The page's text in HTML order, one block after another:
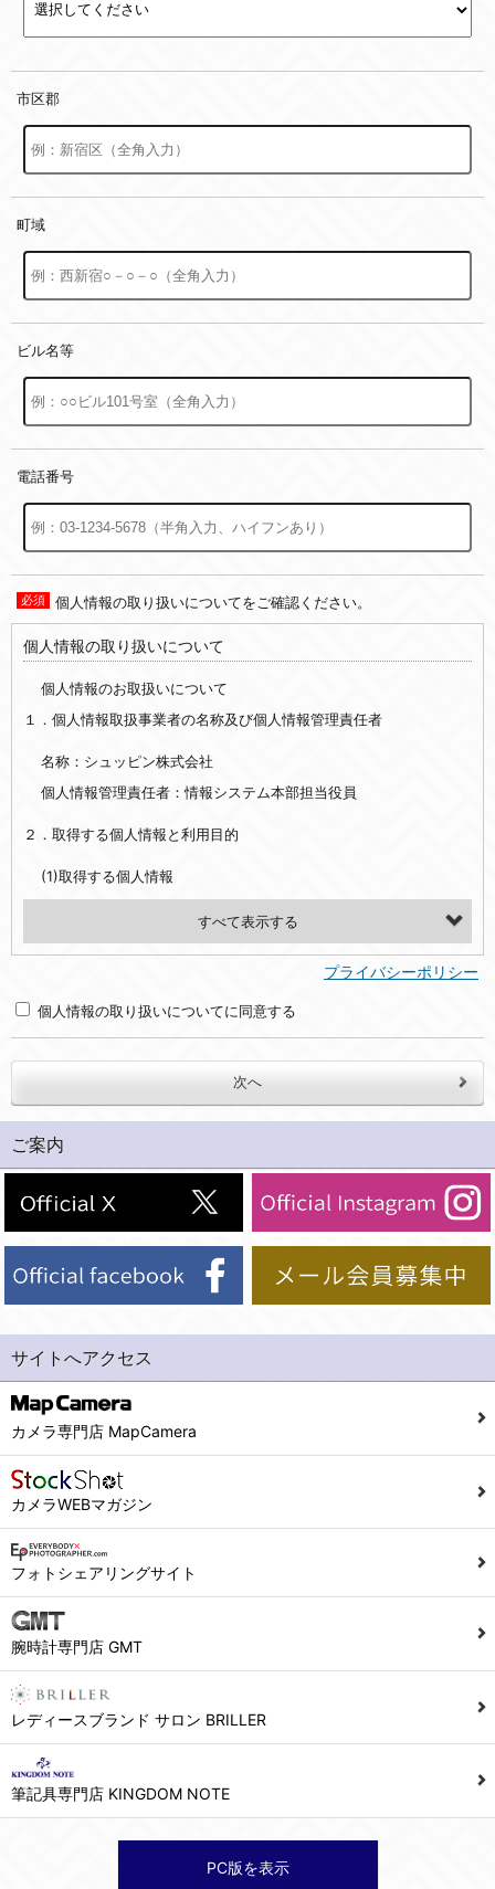
市区郡
町域
ビル名等
電話番号
個人情報の取り扱いについてをご確認ください。
個人情報の取り扱いについて
個人情報のお取扱いについて
１．個人情報取扱事業者の名称及び個人情報管理責任者
名称：シュッピン株式会社
個人情報管理責任者：情報システム本部担当役員
２．取得する個人情報と利用目的
(1)取得する個人情報
(2)利用目的
・お問合せへの対応のため
(2)法令等により開示を求められた場合。
(5)業務を円滑に進めるために、外部業者に個人データの一部又は全部の処理を委託する場合（ただし、委託する場合は委託した個人データの安全管理が図られるように、委託先に対する必要かつ適切な監督を行ないます）。
当社への個人情報の提供はお客様の任意ですが、必要な個人情報をご提供いただけない場合、当社のサービス等が利用できない場合がありますのでご了承下さい。
５．ご本人が容易に知覚できない方法による個人情報の取得
６．個人情報に関するお問合せ対応
(1)当社は、当社の保有する個人データに関し、ご本人から利用目的の通知，開示，内容の訂正，追加又は削除，利用の停止，消去及び第三者への提供の停止の請求などがあれば、ご本人の確認をさせていただいた上で、速やかに対応します。また当社の個人情報の取り扱いに関するご質問、ご相談にも対応いたします。尚、シュッピン会員のお客様は、当社が保有する個人データの削除を要求する権利があります。
(2)当社の個人情報に関するお問合せは、以下の窓口で承ります。お問合せの内容により必要な書類提出や質問へのご回答をお願いすることがあります。
シュッピン株式会社 個人情報相談窓口
Mail：privacy@syuppin.com (受付)
プライバシーポリシー
個人情報の取り扱いについてに同意する
ご案内
サイトへアクセス
カメラ専門店 MapCamera
カメラWEBマガジン
フォトシェアリングサイト
腕時計専門店 GMT
レディースブランド サロン BRILLER
筆記具専門店 KINGDOM NOTE
PC版を表示